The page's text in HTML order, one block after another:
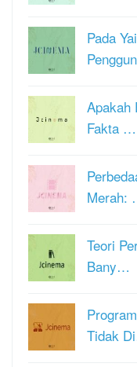
Pada
Apakah
Fakta …
Merah:
Teori
Bany…
Tidak